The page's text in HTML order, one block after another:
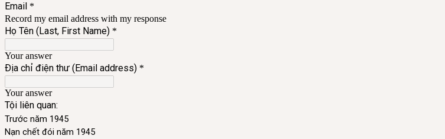
Email *
Record my email address with my response
Họ Tên (Last, First Name) *
Your answer
Địa chỉ điện thư (Email address) *
Your answer
Tội liên quan:
Trước năm 1945
Nạn chết đói năm 1945